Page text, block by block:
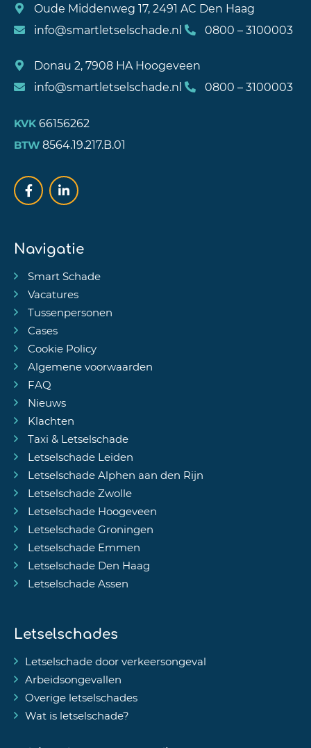
Oude Middenweg 17, 2491 AC Den Haag
info@smartletselschade.nl
0800 – 3100003
Donau 2, 7908 HA Hoogeveen
info@smartletselschade.nl
0800 – 3100003
KVK 66156262
BTW 8564.19.217.B.01
Navigatie
Smart Schade
Vacatures
Tussenpersonen
Cases
Cookie Policy
Algemene voorwaarden
FAQ
Nieuws
Klachten
Taxi & Letselschade
Letselschade Leiden
Letselschade Alphen aan den Rijn
Letselschade Zwolle
Letselschade Hoogeveen
Letselschade Groningen
Letselschade Emmen
Letselschade Den Haag
Letselschade Assen
Letselschades
Letselschade door verkeersongeval
Arbeidsongevallen
Overige letselschades
Wat is letselschade?